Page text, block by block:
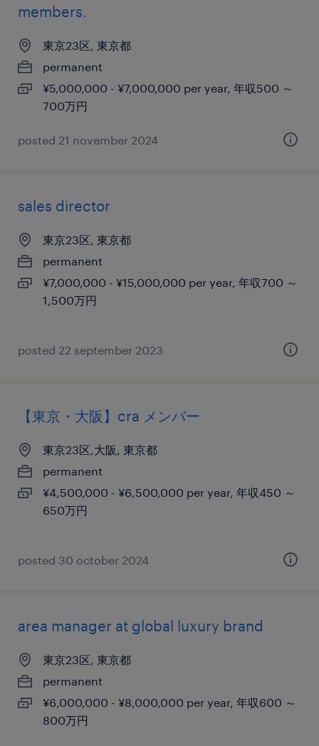
members.
東京23区, 東京都
permanent
¥5,000,000 - ¥7,000,000 per year, 年収500 ～
700万円
posted 21 november 2024
sales director
東京23区, 東京都
permanent
¥7,000,000 - ¥15,000,000 per year, 年収700 ～
1,500万円
posted 22 september 2023
【東京・大阪】cra メンバー
東京23区,大阪, 東京都
permanent
¥4,500,000 - ¥6,500,000 per year, 年収450 ～
650万円
posted 30 october 2024
area manager at global luxury brand
東京23区, 東京都
permanent
¥6,000,000 - ¥8,000,000 per year, 年収600 ～
800万円